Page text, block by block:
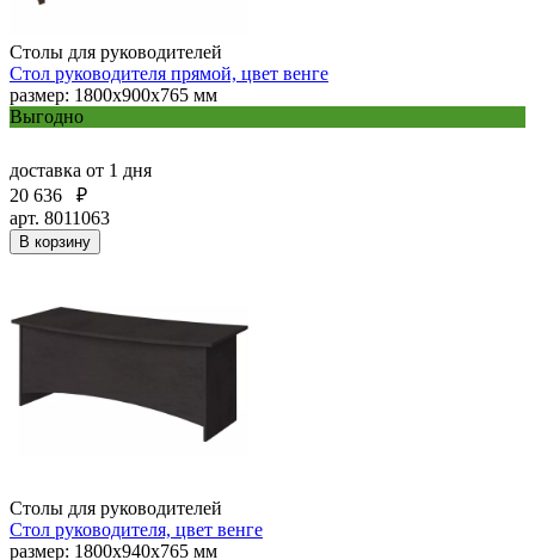
Столы для руководителей
Стол руководителя прямой, цвет венге
размер: 1800x900x765 мм
Выгодно
доставка от 1 дня
20 636
₽
арт. 8011063
В корзину
Столы для руководителей
Стол руководителя, цвет венге
размер: 1800х940х765 мм